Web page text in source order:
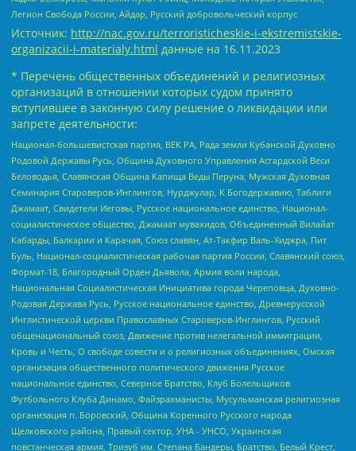
Легион Свобода России, Айдар, Русский добровольческий корпус
Источник: http://nac.gov.ru/terroristicheskie-i-ekstremistskie-
organizacii-i-materialy.html данные на 16.11.2023
* Перечень общественных объединений и религиозных
организаций в отношении которых судом принято
вступившее в законную силу решение о ликвидации или
запрете деятельности:
Национал-большевистская партия, ВЕК РА, Рада земли Кубанской Духовно
Родовой Державы Русь, Община Духовного Управления Асгардской Веси
Беловодья, Славянская Община Капища Веды Перуна, Мужская Духовная
Семинария Староверов-Инглингов, Нурджулар, К Богодержавию, Таблиги
Джамаат, Свидетели Иеговы, Русское национальное единство, Национал-
социалистическое общество, Джамаат мувахидов, Объединенный Вилайат
Кабарды, Балкарии и Карачая, Союз славян, Ат-Такфир Валь-Хиджра, Пит
Буль, Национал-социалистическая рабочая партия России, Славянский союз,
Формат-18, Благородный Орден Дьявола, Армия воли народа,
Национальная Социалистическая Инициатива города Череповца, Духовно-
Родовая Держава Русь, Русское национальное единство, Древнерусской
Инглистической церкви Православных Староверов-Инглингов, Русский
общенациональный союз, Движение против нелегальной иммиграции,
Кровь и Честь, О свободе совести и о религиозных объединениях, Омская
организация общественного политического движения Русское
национальное единство, Северное Братство, Клуб Болельщиков
Футбольного Клуба Динамо, Файзрахманисты, Мусульманская религиозная
организация п. Боровский, Община Коренного Русского народа
Щелковского района, Правый сектор, УНА - УНСО, Украинская
повстанческая армия, Тризуб им. Степана Бандеры, Братство, Белый Крест,